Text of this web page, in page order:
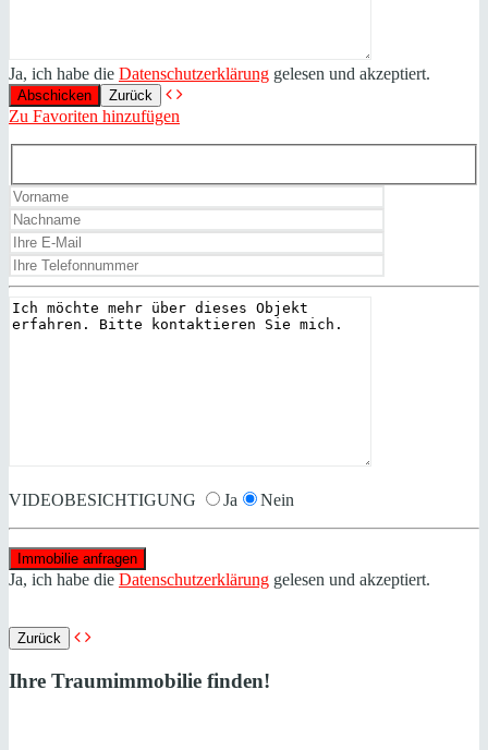
Ja, ich habe die Datenschutzerklärung gelesen und akzeptiert.
Zurück
Zu Favoriten hinzufügen
VIDEOBESICHTIGUNG Ja Nein
Ja, ich habe die Datenschutzerklärung gelesen und akzeptiert.
Zurück
Ihre Traumimmobilie finden!